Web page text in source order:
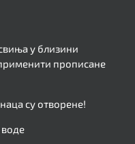
у близини
прописане
су отворене!